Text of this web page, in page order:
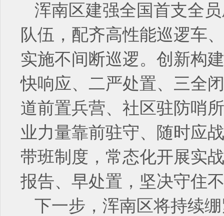
浑南区建强全国首支全
队伍，配齐高性能巡逻车
实施不间断巡逻。创新构
快响应、二严处置、三全
道前置兵营、社区驻防哨
业力量靠前驻守、随时应
带班制度，常态化开展实
报告、早处置，坚决守住
下一步，浑南区将持续